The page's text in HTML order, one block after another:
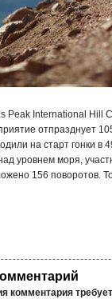
Peak International Hill
отпразднует
на старт гонки в
уровнем моря,
156 поворотов.
комментария